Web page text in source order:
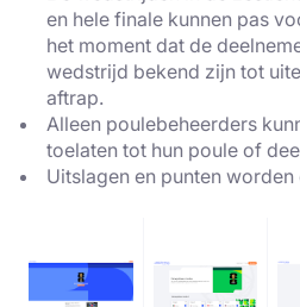
en hele finale kunnen pas
het moment dat de
wedstrijd bekend zijn tot
aftrap.
Alleen poulebeheerders
toelaten tot hun poule of
Uitslagen en punten